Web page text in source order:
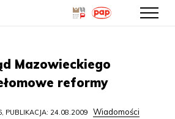
do
Mazowieckiego
reformy
PUBLIKACJA: 24.08.2009 Wiadomości